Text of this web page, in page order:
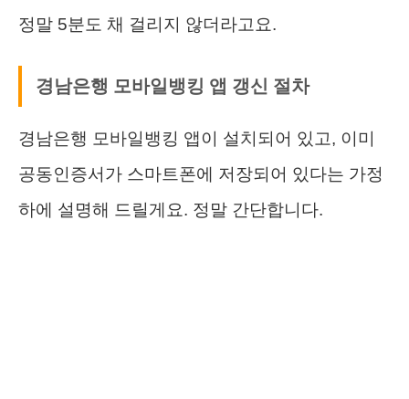
정말 5분도 채 걸리지 않더라고요.
경남은행 모바일뱅킹 앱 갱신 절차
경남은행 모바일뱅킹 앱이 설치되어 있고, 이미
공동인증서가 스마트폰에 저장되어 있다는 가정
하에 설명해 드릴게요. 정말 간단합니다.